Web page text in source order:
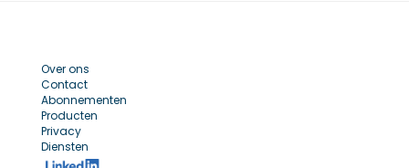
Over ons
Contact
Abonnementen
Producten
Privacy
Diensten